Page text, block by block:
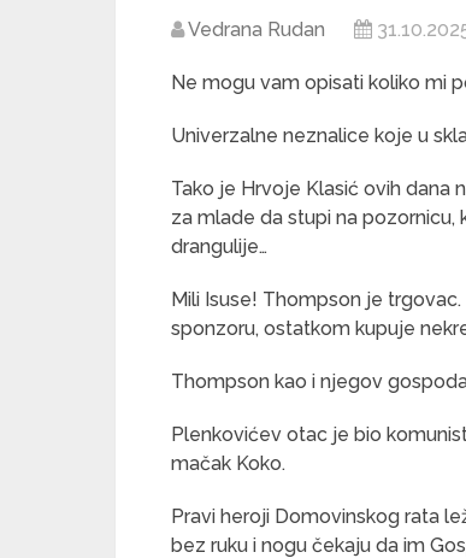
Vedrana Rudan
Ne mogu vam opisati koliko mi
Univerzalne neznalice koje u
Tako je Hrvoje Klasić ovih dana
za mlade da stupi na pozornicu,
drangulije…
Mili Isuse! Thompson je
sponzoru, ostatkom kupuje
Thompson kao i njegov
Plenkovićev otac je bio
mačak Koko.
Pravi heroji Domovinskog rata
bez ruku i nogu čekaju da im